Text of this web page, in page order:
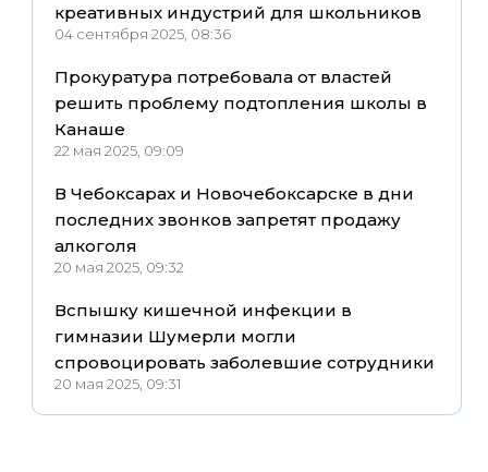
креативных индустрий для школьников
04 сентября 2025, 08:36
Прокуратура потребовала от властей
решить проблему подтопления школы в
Канаше
22 мая 2025, 09:09
В Чебоксарах и Новочебоксарске в дни
последних звонков запретят продажу
алкоголя
20 мая 2025, 09:32
Вспышку кишечной инфекции в
гимназии Шумерли могли
спровоцировать заболевшие сотрудники
20 мая 2025, 09:31